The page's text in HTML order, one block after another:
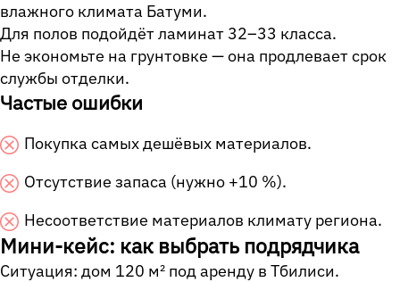
влажного климата Батуми.
Для полов подойдёт ламинат 32–33 класса.
Не экономьте на грунтовке — она продлевает срок
службы отделки.
Частые ошибки
Покупка самых дешёвых материалов.
Отсутствие запаса (нужно +10 %).
Несоответствие материалов климату региона.
Мини‐кейс: как выбрать подрядчика
Ситуация: дом 120 м² под аренду в Тбилиси.